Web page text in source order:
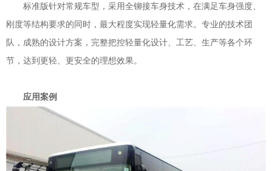
标准版针对常规车型，采用全铆接车身技术，在满足车身强度、
刚度等结构要求的同时，最大程度实现轻量化需求。专业的技术团
队，成熟的设计方案，完整把控轻量化设计、工艺、生产等各个环
节，达到更轻、更安全的理想效果。
应用案例